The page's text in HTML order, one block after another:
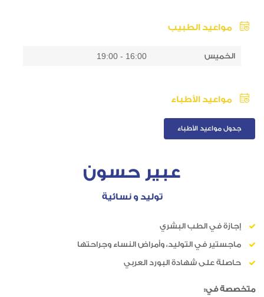
مواعيد الطبيب
الخميس 16:00 - 19:00
مواعيد الأطباء
جدول مواعيد الأطباء
عبير حسون
توليد و نسائية
إجازة في الطب البشري
ماجستير في التوليد، وأمراض النساء وجراحتها
حاصلة على شهادة البورد العربي
متخصصة في: